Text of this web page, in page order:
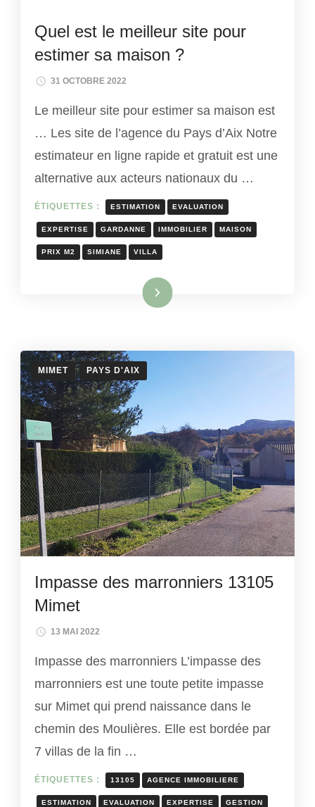
Quel est le meilleur site pour
estimer sa maison ?
31 OCTOBRE 2022
Le meilleur site pour estimer sa maison est
… Les site de l’agence du Pays d’Aix Notre
estimateur en ligne rapide et gratuit est une
alternative aux acteurs nationaux du …
ÉTIQUETTES : ESTIMATION EVALUATION
EXPERTISE GARDANNE IMMOBILIER MAISON
PRIX M2 SIMIANE VILLA
Lire la suite
MIMET PAYS D'AIX
Impasse des marronniers 13105
Mimet
13 MAI 2022
Impasse des marronniers L’impasse des
marronniers est une toute petite impasse
sur Mimet qui prend naissance dans le
chemin des Moulières. Elle est bordée par
7 villas de la fin …
ÉTIQUETTES : 13105 AGENCE IMMOBILIERE
ESTIMATION EVALUATION EXPERTISE GESTION